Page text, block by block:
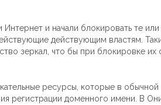
и начали блокировать те
действующим властям.
зеркал, что бы при блокировке их
ресурсы, которые в обычной
регистрации доменного имени. В